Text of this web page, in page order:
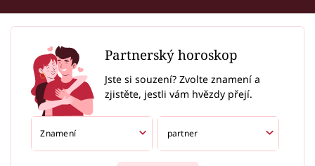
Partnerský horoskop
Jste si souzení? Zvolte znamení a
zjistěte, jestli vám hvězdy přejí.